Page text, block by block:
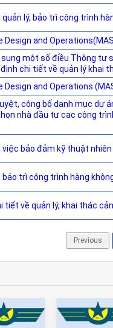
lý, bảo trì công trình
Design and
một số điều Thông tư
chi tiết về quản lý khai
Design and Operations
công bố danh mục dự
nhà đầu tư cac công
bảo đảm kỹ thuật
trì công trình hàng
tiết về quản lý, khai thác
Previous